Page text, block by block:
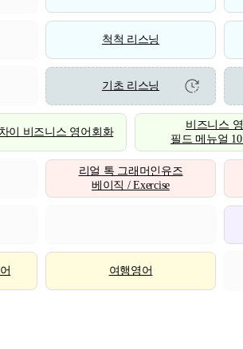
척척 리스닝
기초 리스닝
이 비즈니스 영어회화
비즈니스
필드 메뉴얼
리얼 톡 그래머인유즈
베이직 / Exercise
여행영어